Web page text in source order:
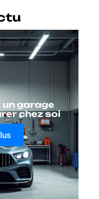
garage
chez soi